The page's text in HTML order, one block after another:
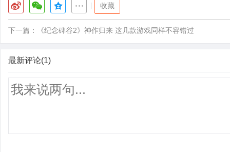
收藏
下一篇： 《纪念碑谷2》神作归来 这几款游戏同样不容错过
最新评论(1)